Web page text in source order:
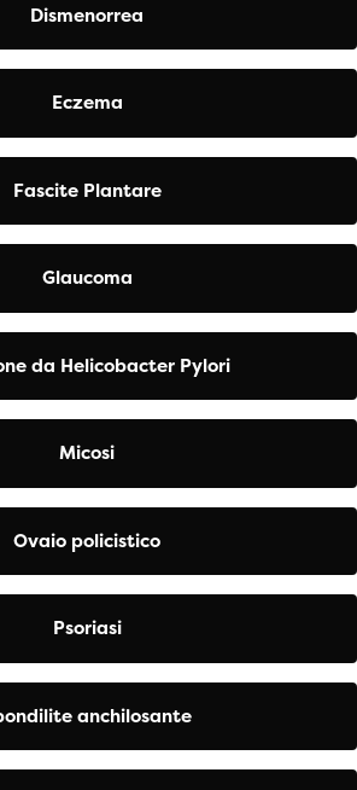
Dismenorrea
Eczema
Fascite Plantare
Glaucoma
da Helicobacter Pylori
Micosi
Ovaio policistico
Psoriasi
anchilosante